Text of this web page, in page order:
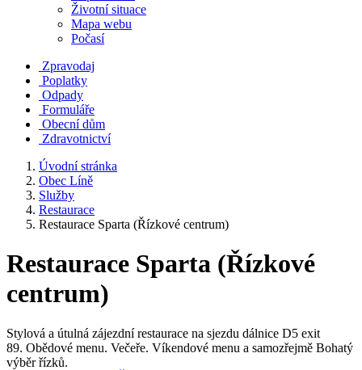
Životní situace
Mapa webu
Počasí
Zpravodaj
Poplatky
Odpady
Formuláře
Obecní dům
Zdravotnictví
Úvodní stránka
Obec Líně
Služby
Restaurace
Restaurace Sparta (Řízkové centrum)
Restaurace Sparta (Řízkové
centrum)
Stylová a útulná zájezdní restaurace na sjezdu dálnice D5 exit
89. Obědové menu. Večeře. Víkendové menu a samozřejmě Bohatý
výběr řízků.